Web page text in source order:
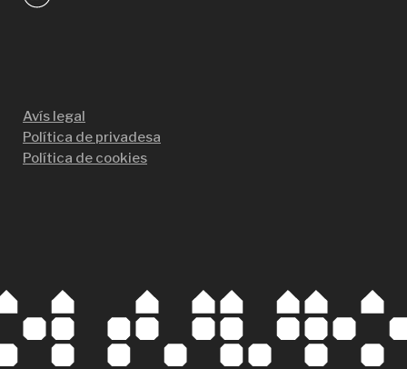
Avís legal
Política de privadesa
Política de cookies